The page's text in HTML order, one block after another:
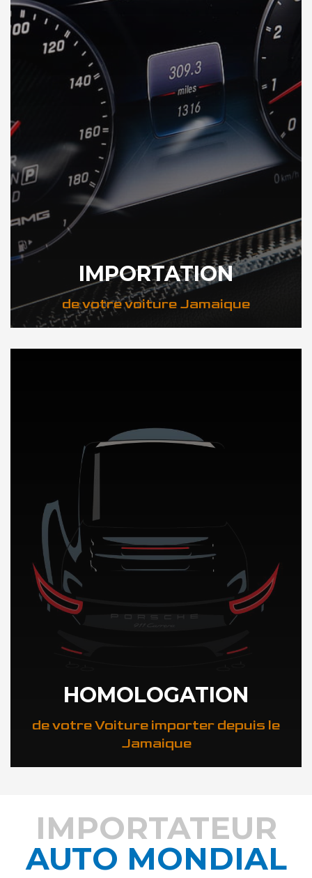
IMPORTATION
de votre voiture Jamaique
DÉCOUVREZ NOTRE IMPORTATION AUTO en Jamaique
HOMOLOGATION
de votre Voiture importer depuis le
Jamaique
DÉCOUVREZ COMMENT
IMPORTATEUR
AUTO MONDIAL